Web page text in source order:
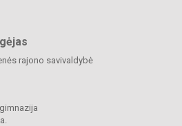
rajono savivaldybė